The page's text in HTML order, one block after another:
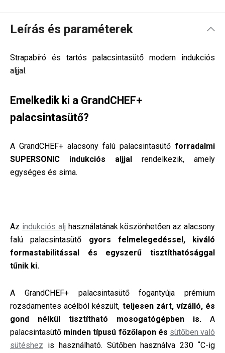
Leírás és paraméterek
Strapabíró és tartós palacsintasütő modern indukciós
aljjal.
Emelkedik ki a GrandCHEF+
palacsintasütő?
A GrandCHEF+ alacsony falú palacsintasütő forradalmi
SUPERSONIC indukciós aljjal rendelkezik, amely
egységes és sima.
Az indukciós alj használatának köszönhetően az alacsony
falú palacsintasütő gyors felmelegedéssel, kiváló
formastabilitással és egyszerű tisztíthatósággal
tűnik ki.
A GrandCHEF+ palacsintasütő fogantyúja prémium
rozsdamentes acélból készült, teljesen zárt, vízálló, és
gond nélkül tisztítható mosogatógépben is. A
palacsintasütő minden típusú főzőlapon és sütőben való
sütéshez is használható. Sütőben használva 230 ˚C-ig